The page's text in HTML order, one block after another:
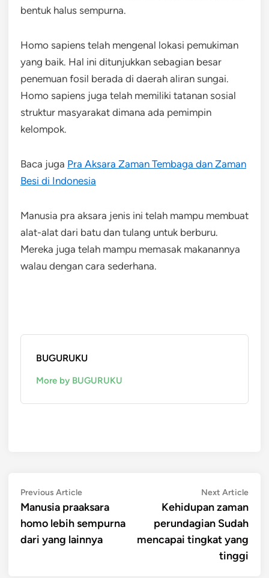
bentuk halus sempurna.
Homo sapiens telah mengenal lokasi pemukiman
yang baik. Hal ini ditunjukkan sebagian besar
penemuan fosil berada di daerah aliran sungai.
Homo sapiens juga telah memiliki tatanan sosial
struktur masyarakat dimana ada pemimpin
kelompok.
Baca juga Pra Aksara Zaman Tembaga dan Zaman
Besi di Indonesia
Manusia pra aksara jenis ini telah mampu membuat
alat-alat dari batu dan tulang untuk berburu.
Mereka juga telah mampu memasak makanannya
walau dengan cara sederhana.
BUGURUKU
More by BUGURUKU
Post
navigation
Previous ArticlePrevious
article:
Manusia praaksara
homo lebih sempurna
dari yang lainnya
Next ArticleNext
Kehidupan zaman
perundagian Sudah
mencapai tingkat yang
tinggi